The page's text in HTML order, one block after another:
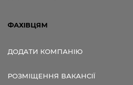
ФАХІВЦЯМ
ДОДАТИ КОМПАНІЮ
РОЗМІЩЕННЯ ВАКАНСІЇ